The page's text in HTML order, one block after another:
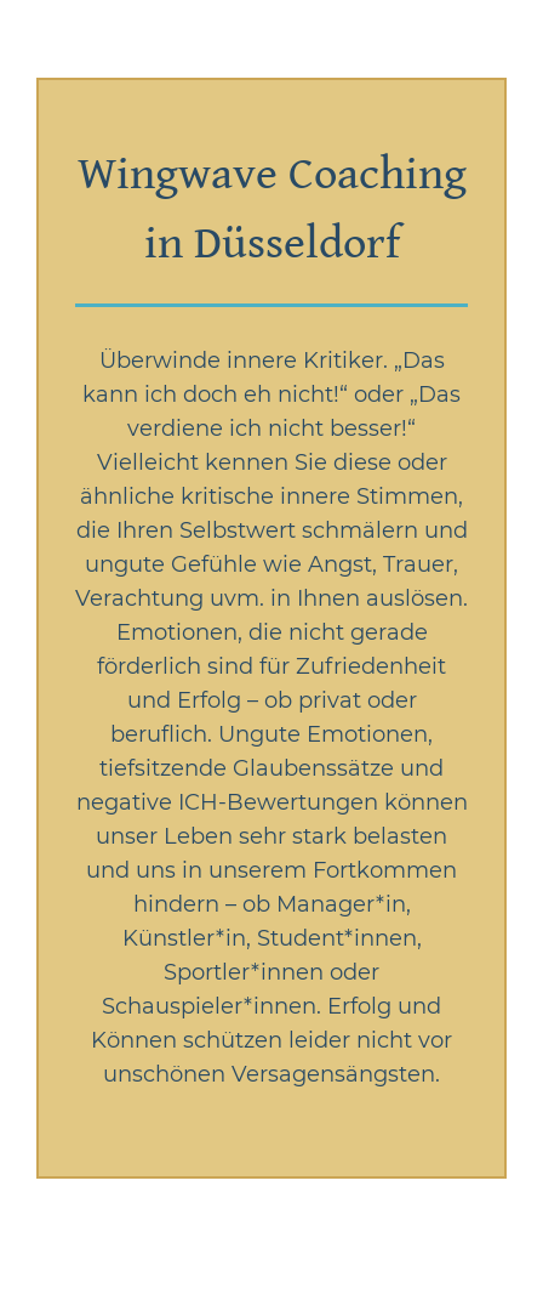
Wingwave Coaching
in Düsseldorf
Überwinde innere Kritiker. „Das
kann ich doch eh nicht!“ oder „Das
verdiene ich nicht besser!“
Vielleicht kennen Sie diese oder
ähnliche kritische innere Stimmen,
die Ihren Selbstwert schmälern und
ungute Gefühle wie Angst, Trauer,
Verachtung uvm. in Ihnen auslösen.
Emotionen, die nicht gerade
förderlich sind für Zufriedenheit
und Erfolg – ob privat oder
beruflich. Ungute Emotionen,
tiefsitzende Glaubenssätze und
negative ICH-Bewertungen können
unser Leben sehr stark belasten
und uns in unserem Fortkommen
hindern – ob Manager*in,
Künstler*in, Student*innen,
Sportler*innen oder
Schauspieler*innen. Erfolg und
Können schützen leider nicht vor
unschönen Versagensängsten.